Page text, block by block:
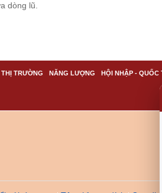
dòng lũ.
THỊ TRƯỜNG NĂNG LƯỢNG HỘI NHẬP - QUỐC